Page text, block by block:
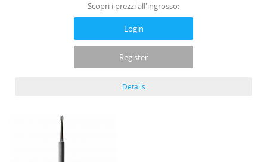
Scopri i prezzi all'ingrosso:
Login
Register
Details